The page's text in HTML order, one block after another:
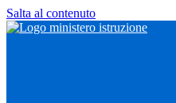
Salta al contenuto